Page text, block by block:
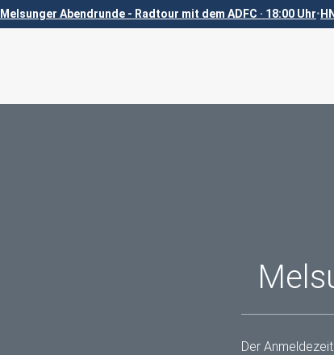
Melsunger Abendrunde - Radtour mit dem ADFC · 18:00 Uhr•
Der